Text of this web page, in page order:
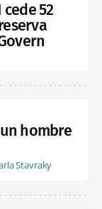
cede 52
hombre
Stavraky